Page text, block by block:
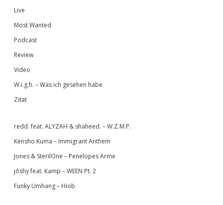
Live
Most Wanted
Podcast
Review
Video
W.i.g.h. – Was ich gesehen habe
Zitat
redd. feat. ALYZAH & shaheed. – W.Z.M.P.
Kensho Kuma – Immigrant Anthem
Jones & SterilOne – Penelopes Arme
jōshy feat. Kamp – WEEN Pt. 2
Funky Umhang – Hiob